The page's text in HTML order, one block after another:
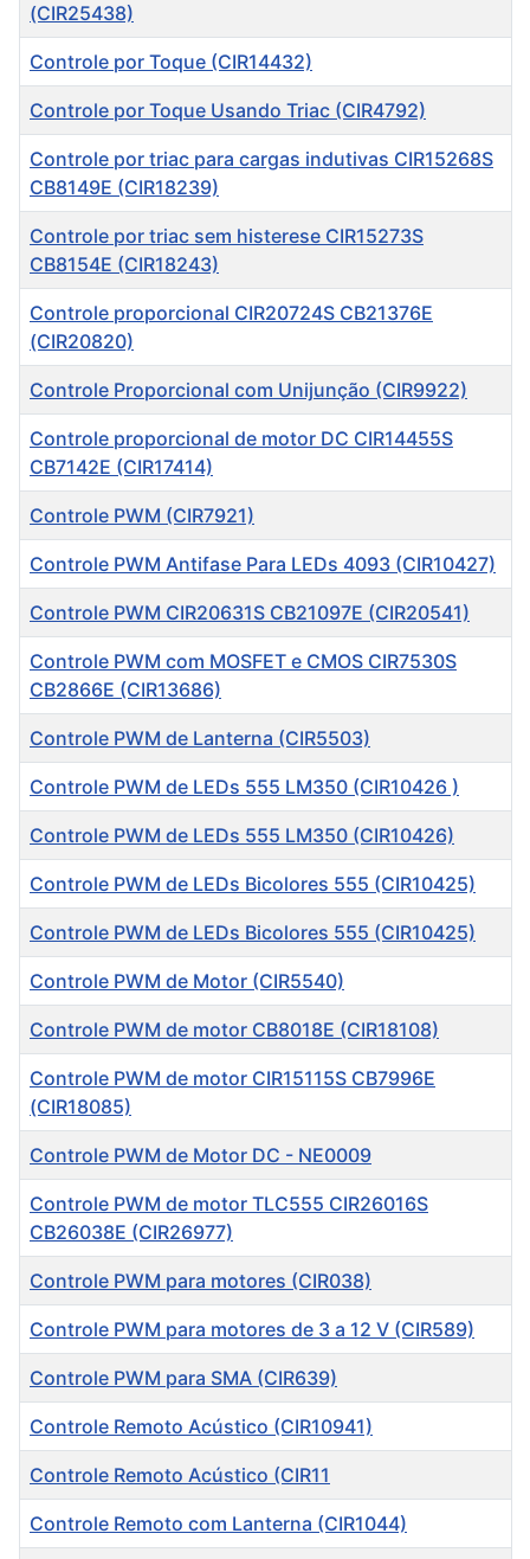
(CIR25438)
Controle por Toque (CIR14432)
Controle por Toque Usando Triac (CIR4792)
Controle por triac para cargas indutivas CIR15268S
CB8149E (CIR18239)
Controle por triac sem histerese CIR15273S
CB8154E (CIR18243)
Controle proporcional CIR20724S CB21376E
(CIR20820)
Controle Proporcional com Unijunção (CIR9922)
Controle proporcional de motor DC CIR14455S
CB7142E (CIR17414)
Controle PWM (CIR7921)
Controle PWM Antifase Para LEDs 4093 (CIR10427)
Controle PWM CIR20631S CB21097E (CIR20541)
Controle PWM com MOSFET e CMOS CIR7530S
CB2866E (CIR13686)
Controle PWM de Lanterna (CIR5503)
Controle PWM de LEDs 555 LM350 (CIR10426 )
Controle PWM de LEDs 555 LM350 (CIR10426)
Controle PWM de LEDs Bicolores 555 (CIR10425)
Controle PWM de LEDs Bicolores 555 (CIR10425)
Controle PWM de Motor (CIR5540)
Controle PWM de motor CB8018E (CIR18108)
Controle PWM de motor CIR15115S CB7996E
(CIR18085)
Controle PWM de Motor DC - NE0009
Controle PWM de motor TLC555 CIR26016S
CB26038E (CIR26977)
Controle PWM para motores (CIR038)
Controle PWM para motores de 3 a 12 V (CIR589)
Controle PWM para SMA (CIR639)
Controle Remoto Acústico (CIR10941)
Controle Remoto Acústico (CIR11
Controle Remoto com Lanterna (CIR1044)